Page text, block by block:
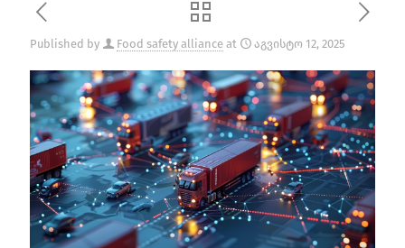
Published by Food safety alliance at აგვისტო 12, 2025